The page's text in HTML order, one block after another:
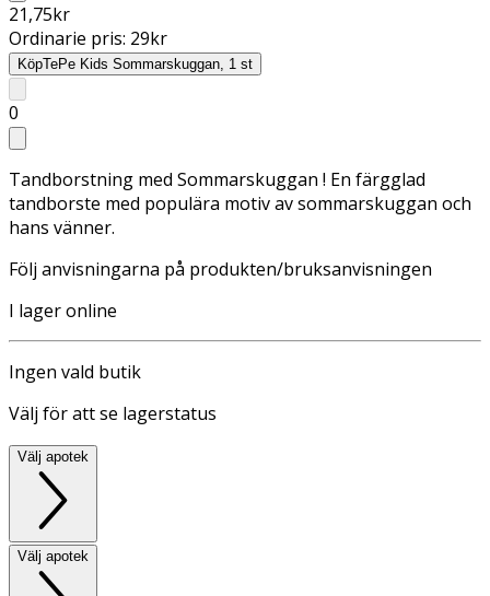
21,75kr
Ordinarie pris: 29kr
KöpTePe Kids Sommarskuggan, 1 st
0
Tandborstning med Sommarskuggan ! En färgglad
tandborste med populära motiv av sommarskuggan och
hans vänner.
Följ anvisningarna på produkten/bruksanvisningen
I lager online
Ingen vald butik
Välj för att se lagerstatus
Välj apotek
Välj apotek